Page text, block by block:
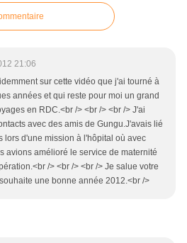
21:06
sur cette vidéo que j'ai tourné à
années et qui reste pour moi un grand
en RDC.<br /> <br /> <br /> J'ai
avec des amis de Gungu.J'avais lié
lors d'une mission à l'hôpital où avec
avions amélioré le service de maternité
/> <br /> <br /> Je salue votre
une bonne année 2012.<br />